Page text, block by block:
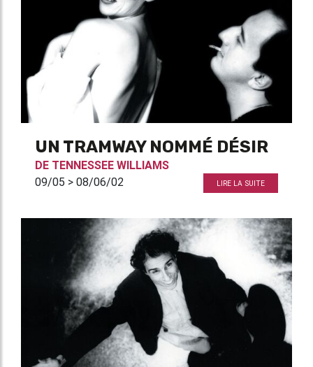
UN TRAMWAY NOMMÉ DÉSIR
DE TENNESSEE WILLIAMS
09/05 > 08/06/02
LIRE LA SUITE